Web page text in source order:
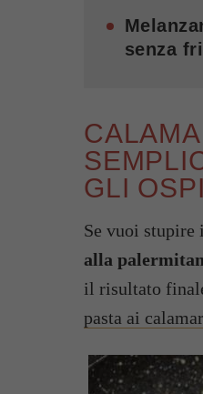
senza
GLI
Se vuoi
alla
il risultato
pasta ai